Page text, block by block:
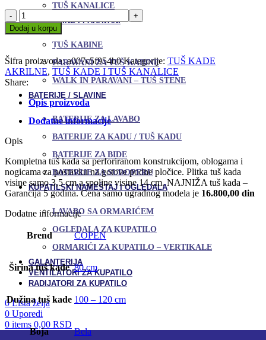
TUŠ KANALICE
TUŠ KABINE I PARAVANI
TUŠ KABINE
PARAVANI ZA TUŠ KABINE
WALK IN PARAVANI – TUŠ STENE
BATERIJE / SLAVINE
BATERIJE ZA LAVABO
BATERIJE ZA KADU / TUŠ KADU
BATERIJE ZA BIDE
BATERIJE ZA SUDOPERU
KUPATILSKI NAMEŠTAJ I OGLEDALA
LAVABO SA ORMARIĆEM
OGLEDALA ZA KUPATILO
ORMARIĆI ZA KUPATILO – VERTIKALE
GALANTERIJA
VENTILATORI ZA KUPATILO
RADIJATORI ZA KUPATILO
0Lista želja
0 Uporedi
0 items 0,00 RSD
Tuš
kada
akrilna
120x80
ConLux
količina
Dodaj u korpu
Dodaj u omiljene
Šifra proizvoda:a007c5f954b0Kategorije: TUŠ KADE
AKRILNE, TUŠ KADE I TUŠ KANALICE
Share:
Opis proizvoda
Dodatne informacije
Opis
Kompletna tuš kada sa perforiranom konstrukcijom, oblogama i
nogicama za postavku na gotove podne pločice. Plitka tuš kada
visine samo 3,5 cm a spoljne visine 14 cm. NAJNIŽA tuš kada –
Garancija 5 godina. Cena samo ugradnog modela je 16.800,00 din
Dodatne informacije
Brend COPEN
Širina tuš kade 80 cm
Dužina tuš kade 100 – 120 cm
Boja Bela